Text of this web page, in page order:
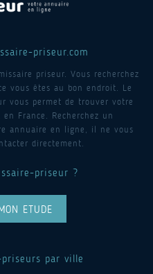
priseur.com
priseur. Vous recherchez
vous êtes au bon endroit. Le
vous permet de trouver votre
France. Recherchez un
annuaire en ligne, il ne vous
directement.
priseur ?
ETUDE
par ville